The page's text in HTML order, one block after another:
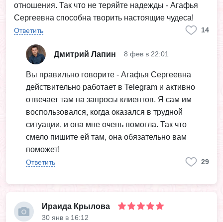
отношения. Так что не теряйте надежды - Агафья
Сергеевна способна творить настоящие чудеса!
Ответить 14
Дмитрий Лапин 8 фев в 22:01
Вы правильно говорите - Агафья Сергеевна
действительно работает в Telegram и активно
отвечает там на запросы клиентов. Я сам им
воспользовался, когда оказался в трудной
ситуации, и она мне очень помогла. Так что
смело пишите ей там, она обязательно вам
поможет!
Ответить 29
Ираида Крылова
30 янв в 16:12